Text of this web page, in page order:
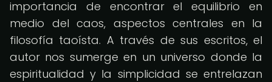
importancia de encontrar el equilibrio en
medio del caos, aspectos centrales en la
filosofía taoísta. A través de sus escritos, el
autor nos sumerge en un universo donde la
espiritualidad y la simplicidad se entrelazan